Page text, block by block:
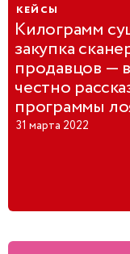
кейсы
Килограмм
закупка
продавцов —
честно
программы
31 марта 2022